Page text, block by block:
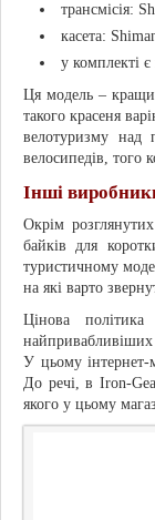
трансмісія:
касета:
у комплекті
Ця модель –
такого красеня
велотуризму над
велосипедів, того
Інші
Окрім
байків для
туристичному
на які варто
Цінова
У цьому інтернет-
До речі, в Iron-
якого у цьому